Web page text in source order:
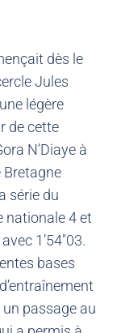
dès le
Jules
légère
de cette
N’Diaye à
Bretagne
série du
nationale 4 et
1’54″03.
bases
passage au